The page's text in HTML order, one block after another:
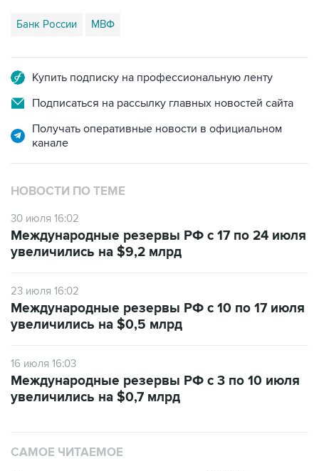
Банк России МВФ
Купить подписку на профессиональную ленту
Подписаться на рассылку главных новостей сайта
Получать оперативные новости в официальном
канале
НОВОСТИ ПО ТЕМЕ
30 июля 16:02
Международные резервы РФ с 17 по 24 июля
увеличились на $9,2 млрд
23 июля 16:02
Международные резервы РФ с 10 по 17 июля
увеличились на $0,5 млрд
16 июля 16:03
Международные резервы РФ с 3 по 10 июля
увеличились на $0,7 млрд
САМОЕ ЧИТАЕМОЕ